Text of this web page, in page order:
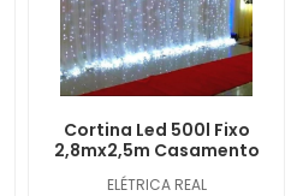
ELÉTRICA REAL
Cortina Led 500l Fixo
2,8mx2,5m Casamento